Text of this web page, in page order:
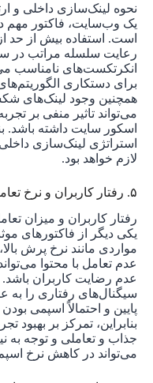
نحوه لینک‌سازی داخلی و
یک وب‌سایت، فاکتور مهم
است. استفاده بیش از حد
رعایت سلسله مراتب در
انکرتکست‌های نامناسب
برای دستکاری
همچنین وجود لینک‌های
می‌تواند تاثیر منفی بر
اسکور سایت داشته باشد.
استراتژی لینک‌سازی
لازم خواهد بود.
۵. رفتار کاربران و نرخ تعامل
رفتار کاربران و میزان
یکی دیگر از فاکتورهای
مواردی مانند نرخ پرش
عدم تعامل با محتوا
عدم رضایت کاربران
سیگنال‌های رفتاری را به
پایین و احتمالاً اسپمی
بنابراین، تمرکز بر بهبود
جذاب و تعاملی و توجه به
می‌تواند در کاهش نرخ